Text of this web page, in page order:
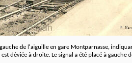
de l'aiguille en gare Montparnasse,
déviée à droite. Le signal a été placé à gauche